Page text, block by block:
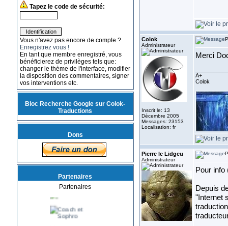
Tapez le code de sécurité:
Vous n'avez pas encore de compte ?
Enregistrez vous !
En tant que membre enregistré, vous
bénéficierez de privilèges tels que:
changer le thème de l'interface, modifier
la disposition des commentaires, signer
vos interventions etc.
Bloc Recherche Google sur Colok-
Traductions
Dons
Partenaires
Partenaires
Colok
Administrateur
Inscrit le: 13
Décembre 2005
Messages: 23153
Localisation: fr
Merci
A+
Colok
Pierre le Lidgeu
Administrateur
Pour info
Depuis
"Internet